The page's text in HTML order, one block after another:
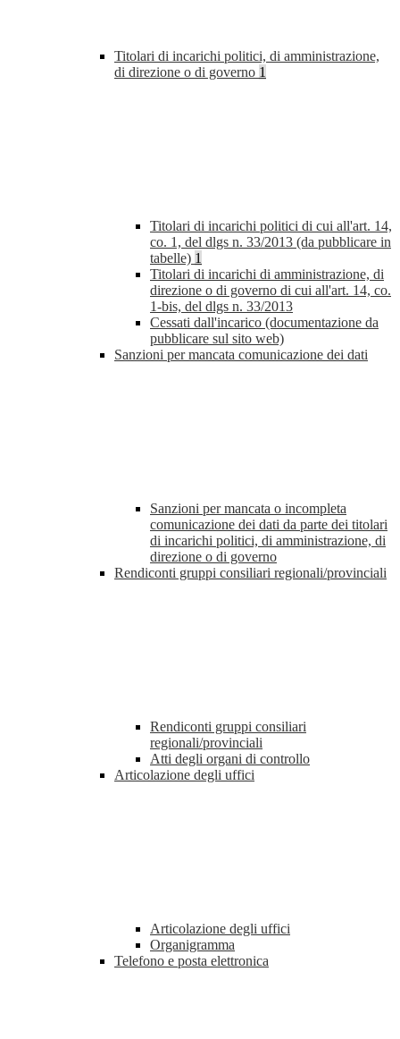
Titolari di incarichi politici, di amministrazione,
di direzione o di governo 1
Titolari di incarichi politici di cui all'art. 14,
co. 1, del dlgs n. 33/2013 (da pubblicare in
tabelle) 1
Titolari di incarichi di amministrazione, di
direzione o di governo di cui all'art. 14, co.
1-bis, del dlgs n. 33/2013
Cessati dall'incarico (documentazione da
pubblicare sul sito web)
Sanzioni per mancata comunicazione dei dati
Sanzioni per mancata o incompleta
comunicazione dei dati da parte dei titolari
di incarichi politici, di amministrazione, di
direzione o di governo
Rendiconti gruppi consiliari regionali/provinciali
Rendiconti gruppi consiliari
regionali/provinciali
Atti degli organi di controllo
Articolazione degli uffici
Articolazione degli uffici
Organigramma
Telefono e posta elettronica